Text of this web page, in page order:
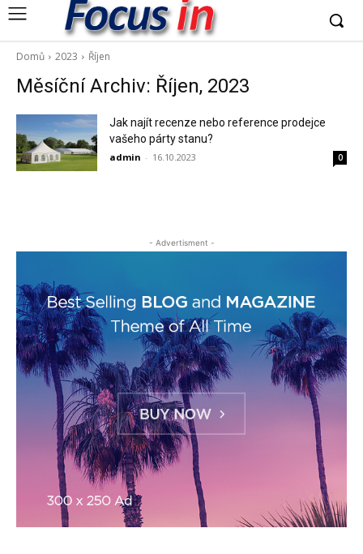
Domů 2023 Říjen
Měsíční Archiv: Říjen, 2023
Jak najít recenze nebo reference prodejce
vašeho párty stanu?
admin - 16.10.2023 0
- Advertisment -